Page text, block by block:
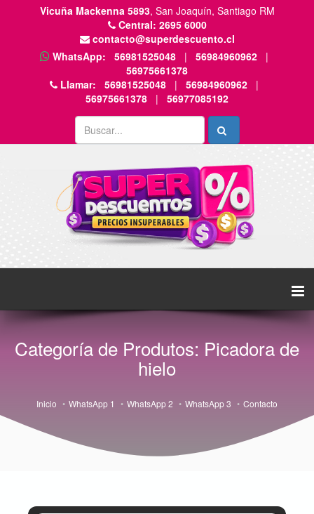
Vicuña Mackenna 5893, San Joaquín, Santiago RM
Central: 2695 6000
contacto@superdescuento.cl
WhatsApp:
56981525048 | 56984960962
|
56975661378
Llamar:
56981525048 | 56984960962
|
56975661378
| 56977085192
Categoría de Produtos: Picadora de
hielo
Inicio WhatsApp 1 WhatsApp 2 WhatsApp 3 Contacto